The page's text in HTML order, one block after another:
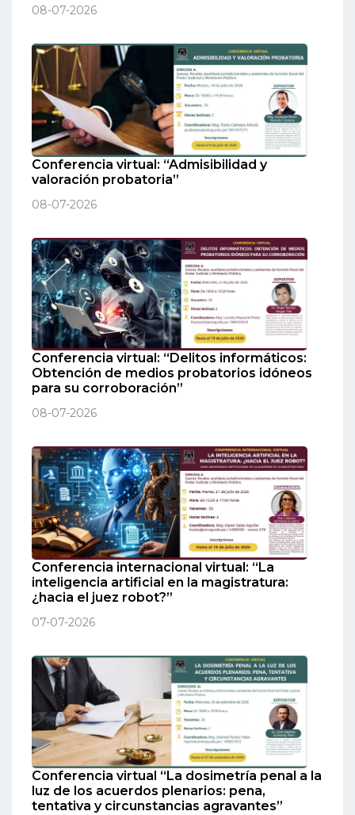
08-07-2026
Conferencia virtual: “Admisibilidad y
valoración probatoria”
08-07-2026
Conferencia virtual: “Delitos informáticos:
Obtención de medios probatorios idóneos
para su corroboración”
08-07-2026
Conferencia internacional virtual: “La
inteligencia artificial en la magistratura:
¿hacia el juez robot?”
07-07-2026
Conferencia virtual “La dosimetría penal a la
luz de los acuerdos plenarios: pena,
tentativa y circunstancias agravantes”